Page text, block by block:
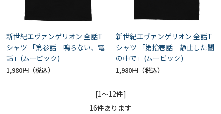
新世紀エヴァンゲリオン 全話T
シャツ 「第参話 鳴らない、電
話」(ムービック)
1,980円
新世紀エヴァンゲリオン 全話T
シャツ 「第拾壱話 静止した闇
の中で」(ムービック)
1,980円
[1～12件]
16件あります